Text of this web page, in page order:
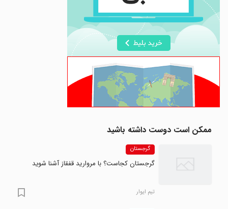
ممکن است دوست داشته باشید
گرجستان
گرجستان کجاست؟ با مروارید قفقاز آشنا شوید
تیم ایوار